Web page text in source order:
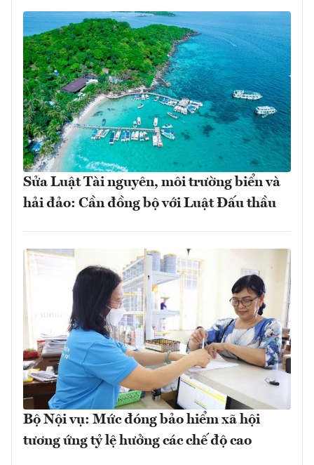
Sửa Luật Tài nguyên, môi trường biển và
hải đảo: Cần đồng bộ với Luật Đấu thầu
Bộ Nội vụ: Mức đóng bảo hiểm xã hội
tương ứng tỷ lệ hưởng các chế độ cao